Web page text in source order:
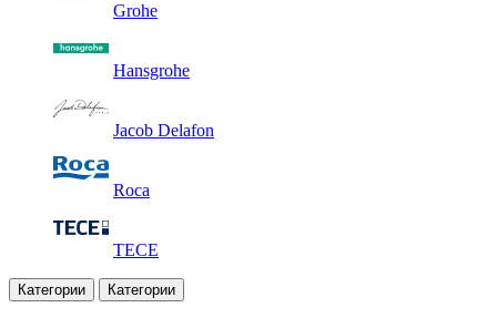
Grohe
Hansgrohe
Jacob Delafon
Roca
TECE
Категории Категории